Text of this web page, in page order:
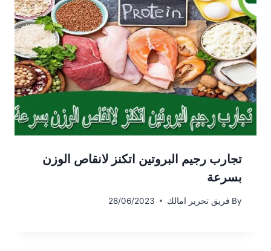
تجارب رجيم البروتين اتكنز لانقاص الوزن
بسرعة
By فريق تحرير امالك 28/06/2023